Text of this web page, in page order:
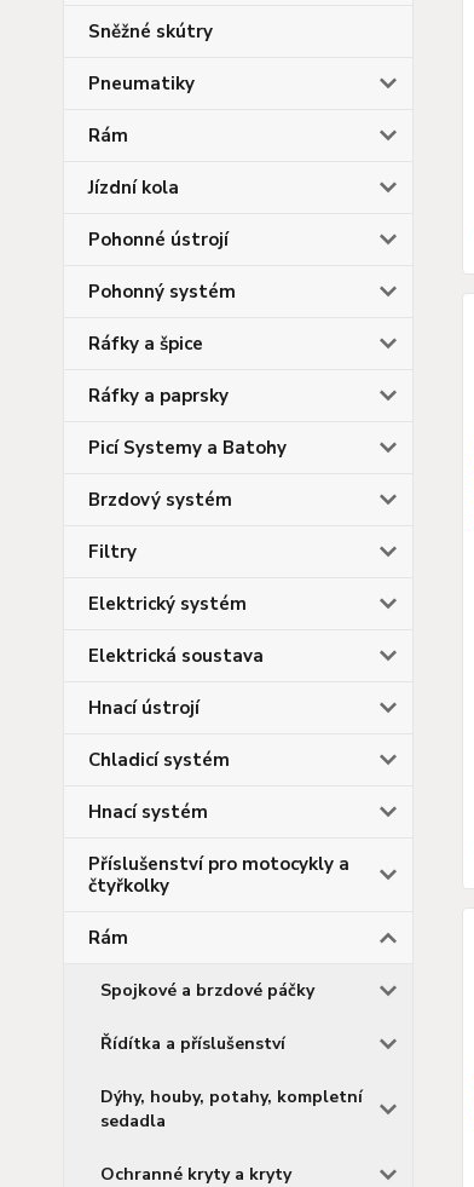
Sněžné skútry
Pneumatiky
Rám
Jízdní kola
Pohonné ústrojí
Pohonný systém
Ráfky a špice
Ráfky a paprsky
Picí Systemy a Batohy
Brzdový systém
Filtry
Elektrický systém
Elektrická soustava
Hnací ústrojí
Chladicí systém
Hnací systém
Příslušenství pro motocykly a
čtyřkolky
Rám
Spojkové a brzdové páčky
Řídítka a příslušenství
Dýhy, houby, potahy, kompletní
sedadla
Ochranné kryty a kryty